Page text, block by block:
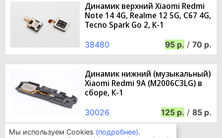
Динамик верхний Xiaomi Redmi
Note 14 4G, Realme 12 5G, C67 4G,
Tecno Spark Go 2, К-1
38480 95 / 70
Динамик нижний (музыкальный)
Xiaomi Redmi 9A (M2006C3LG) в
сборе, К-1
30026 125 / 85
Мы используем Cookies (подробнее).